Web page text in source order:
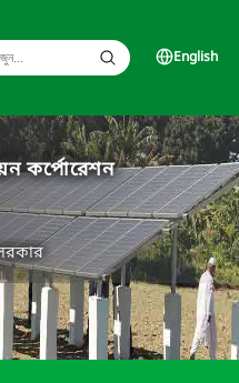
English
কর্পোরেশন